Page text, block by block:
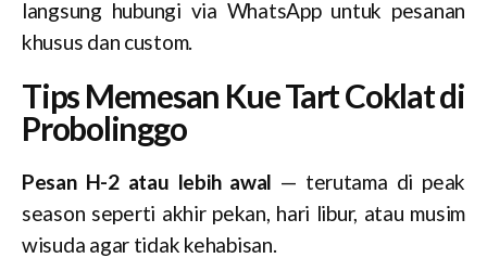
langsung hubungi via WhatsApp untuk pesanan
khusus dan custom.
Tips Memesan Kue Tart Coklat di
Probolinggo
Pesan H-2 atau lebih awal — terutama di peak
season seperti akhir pekan, hari libur, atau musim
wisuda agar tidak kehabisan.